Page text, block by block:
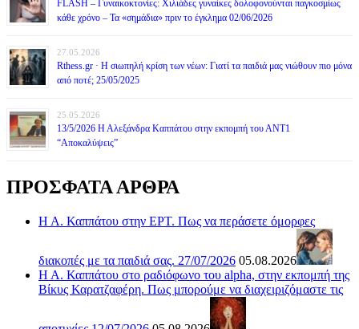
FLASH – Γυναικοκτονίες: Χιλιάδες γυναίκες δολοφονούνται παγκοσμίως
κάθε χρόνο – Τα «σημάδια» πριν το έγκλημα 02/06/2026
27.05.2026
Rthess.gr · Η σιωπηλή κρίση των νέων: Γιατί τα παιδιά μας νιώθουν πιο μόνα
από ποτέ; 25/05/2025
25.05.2026
13/5/2026 Η Αλεξάνδρα Καππάτου στην εκπομπή του ΑΝΤ1
“Αποκαλύψεις”
ΠΡΟΣΦΑΤΑ ΑΡΘΡΑ
Η Α. Καππάτου στην ΕΡΤ. Πως να περάσετε όμορφες
διακοπές με τα παιδιά σας. 27/07/2026 05.08.2026
Η Α. Καππάτου στο ραδιόφωνο του alpha, στην εκπομπή της
Βίκυς Καρατζαφέρη. Πως μπορούμε να διαχειριζόμαστε τις